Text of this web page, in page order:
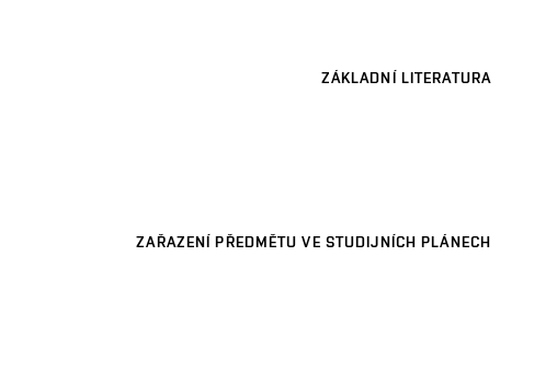
ZÁKLADNÍ LITERATURA
ZAŘAZENÍ PŘEDMĚTU VE STUDIJNÍCH PLÁNECH